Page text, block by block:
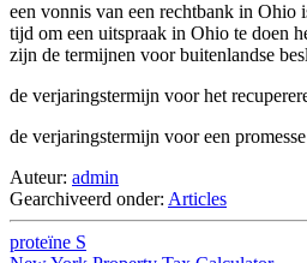
een vonnis van een rechtbank in Ohio
tijd om een uitspraak in Ohio te doen
zijn de termijnen voor buitenlandse
de verjaringstermijn voor het
de verjaringstermijn voor een
Auteur: admin
Gearchiveerd onder: Articles
proteïne S